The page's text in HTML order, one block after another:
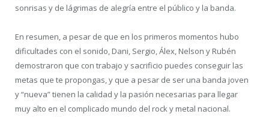
sonrisas y de lágrimas de alegría entre el público y la banda.
En resumen, a pesar de que en los primeros momentos hubo
dificultades con el sonido, Dani, Sergio, Álex, Nelson y Rubén
demostraron que con trabajo y sacrificio puedes conseguir las
metas que te propongas, y que a pesar de ser una banda joven
y “nueva” tienen la calidad y la pasión necesarias para llegar
muy alto en el complicado mundo del rock y metal nacional.